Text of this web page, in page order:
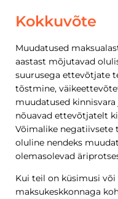
Kokkuvõte
Muudatused
aastast mõjutavad
suurusega ettevõtjate
tõstmine,
muudatused
nõuavad ettevõtjatelt
Võimalike negatiivsete
oluline nendeks
olemasolevad
Kui teil on küsimusi või
maksukeskkonnaga